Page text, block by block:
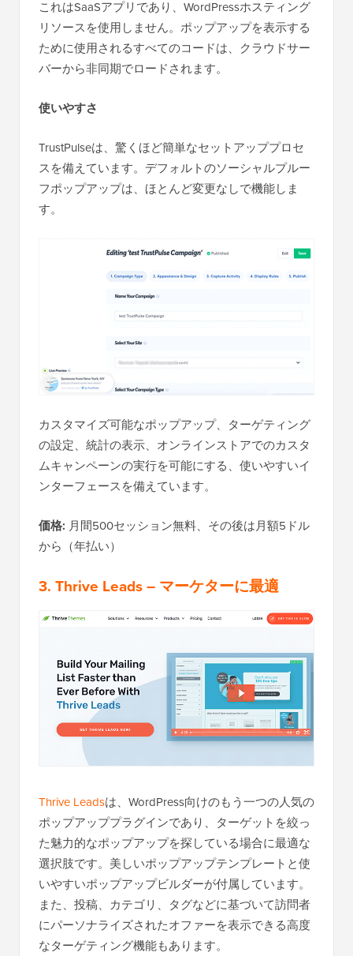
これはSaaSアプリであり、WordPressホスティング
リソースを使用しません。ポップアップを表示する
ために使用されるすべてのコードは、クラウドサー
バーから非同期でロードされます。
使いやすさ
TrustPulseは、驚くほど簡単なセットアッププロセ
スを備えています。デフォルトのソーシャルプルー
フポップアップは、ほとんど変更なしで機能しま
す。
カスタマイズ可能なポップアップ、ターゲティング
の設定、統計の表示、オンラインストアでのカスタ
ムキャンペーンの実行を可能にする、使いやすいイ
ンターフェースを備えています。
価格: 月間500セッション無料、その後は月額5ドル
から（年払い）
3. Thrive Leads– マーケターに最適
Thrive Leadsは、WordPress向けのもう一つの人気の
ポップアッププラグインであり、ターゲットを絞っ
た魅力的なポップアップを探している場合に最適な
選択肢です。美しいポップアップテンプレートと使
いやすいポップアップビルダーが付属しています。
また、投稿、カテゴリ、タグなどに基づいて訪問者
にパーソナライズされたオファーを表示できる高度
なターゲティング機能もあります。